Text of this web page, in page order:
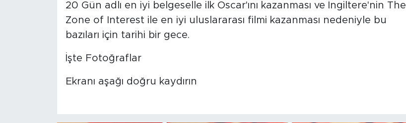
20 Gün adlı en iyi belgeselle ilk Oscar'ını kazanması ve İngiltere'nin The
Zone of Interest ile en iyi uluslararası filmi kazanması nedeniyle bu
bazıları için tarihi bir gece.
İşte Fotoğraflar
Ekranı aşağı doğru kaydırın